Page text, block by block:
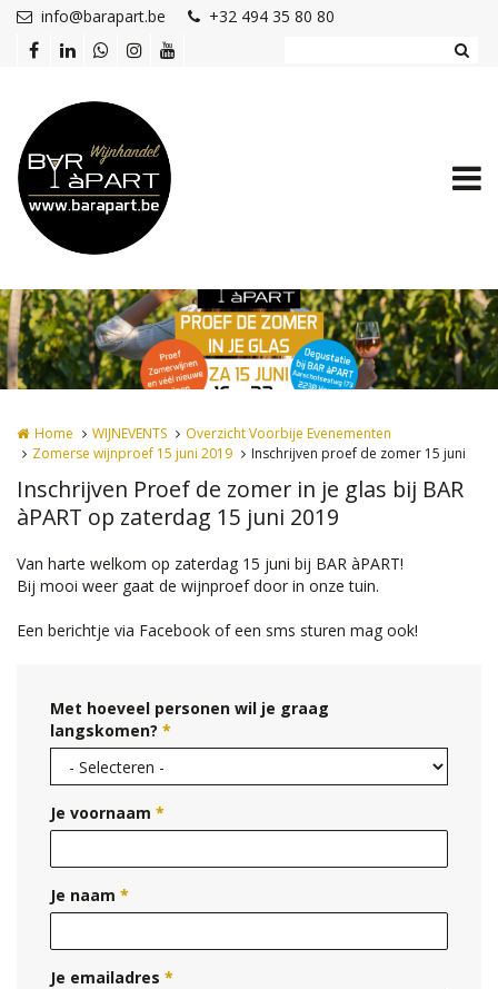
Overslaan en naar de inhoud gaan
info@barapart.be +32 494 35 80 80
Home WIJNEVENTS
Overzicht Voorbije Evenementen
Zomerse wijnproef 15 juni 2019
Inschrijven proef de zomer 15 juni
Inschrijven Proef de zomer in je glas bij BAR
àPART op zaterdag 15 juni 2019
Van harte welkom op zaterdag 15 juni bij BAR àPART!
Bij mooi weer gaat de wijnproef door in onze tuin.
Een berichtje via Facebook of een sms sturen mag ook!
Met hoeveel personen wil je graag
langskomen? *
Je voornaam *
Je naam *
Je emailadres *